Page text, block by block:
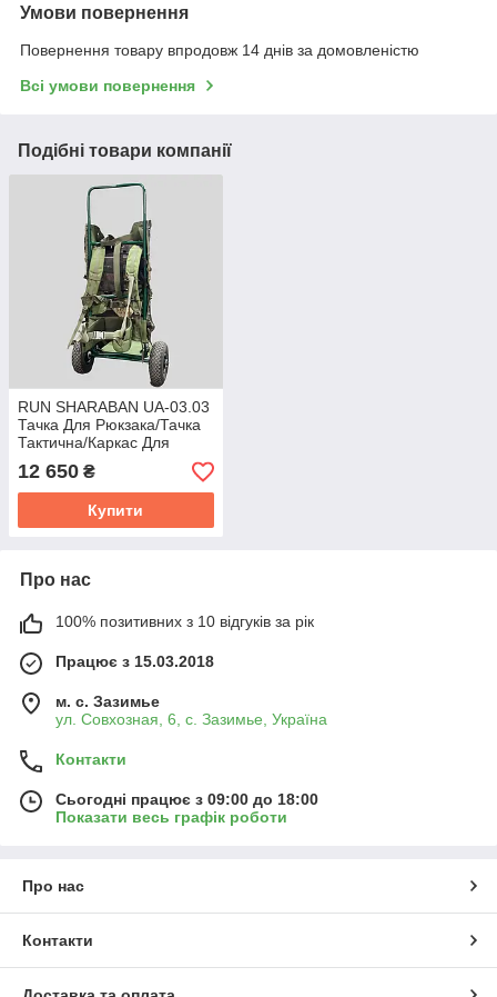
Умови повернення
Повернення товару впродовж 14 днів за домовленістю
Всі умови повернення
Подібні товари компанії
RUN SHARABAN UA-03.03
Тачка Для Рюкзака/Тачка
Тактична/Каркас Для
Рюкзака/Кравчучка/Тачка
На Колесах/
12 650 ₴
Купити
Про нас
100% позитивних з 10 відгуків за рік
Працює з 15.03.2018
м. с. Зазимье
ул. Совхозная, 6, с. Зазимье, Україна
Контакти
Сьогодні працює з 09:00 до 18:00
Показати весь графік роботи
Про нас
Контакти